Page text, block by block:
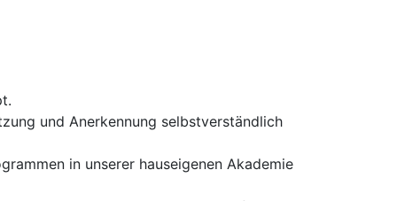
und Anerkennung selbstverständlich
in unserer hauseigenen Akademie